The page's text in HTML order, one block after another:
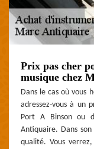
Prix pas cher
musique chez
Dans le cas où vous
adressez-vous à un
Port A Binson ou
Antiquaire. Dans
qualité. Vous